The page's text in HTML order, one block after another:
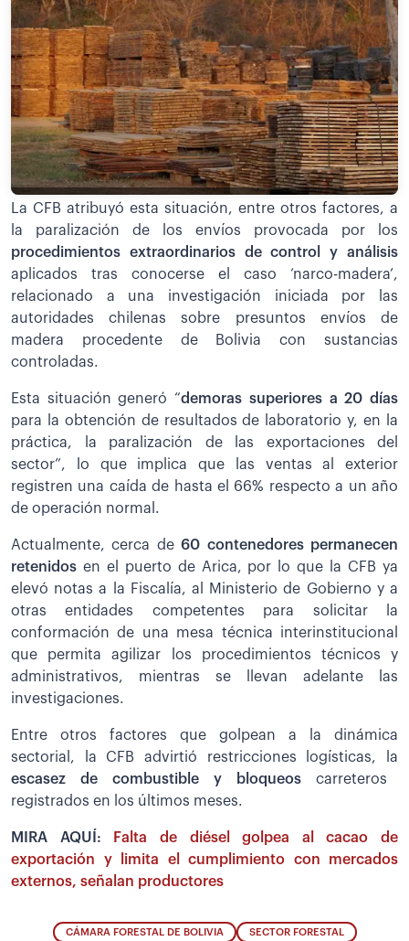
La CFB atribuyó esta situación, entre otros factores, a
la paralización de los envíos provocada por los
procedimientos extraordinarios de control y análisis
aplicados tras conocerse el caso ‘narco-madera’,
relacionado a una investigación iniciada por las
autoridades chilenas sobre presuntos envíos de
madera procedente de Bolivia con sustancias
controladas.
Esta situación generó “demoras superiores a 20 días
para la obtención de resultados de laboratorio y, en la
práctica, la paralización de las exportaciones del
sector”, lo que implica que las ventas al exterior
registren una caída de hasta el 66% respecto a un año
de operación normal.
Actualmente, cerca de60 contenedores permanecen
retenidos en el puerto de Arica, por lo que la CFB ya
elevó notas a la Fiscalía, al Ministerio de Gobierno y a
otras entidades competentes para solicitar la
conformación de una mesa técnica interinstitucional
que permita agilizar los procedimientos técnicos y
administrativos, mientras se llevan adelante las
investigaciones.
Entre otros factores que golpean a la dinámica
sectorial, la CFB advirtió restricciones logísticas, la
escasez de combustible y bloqueos carreteros
registrados en los últimos meses.
MIRA AQUÍ:
Falta de diésel golpea al cacao de
exportación y limita el cumplimiento con mercados
externos, señalan productores
CÁMARA FORESTAL DE BOLIVIA SECTOR FORESTAL